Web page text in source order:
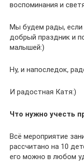
воспоминания и
Мы будем рады, если
добрый праздник и
малышей:)
Ну, и напоследок,
И радостная Катя:)
Что нужно учесть
Всё мероприятие
рассчитано на 10
его можно в любом